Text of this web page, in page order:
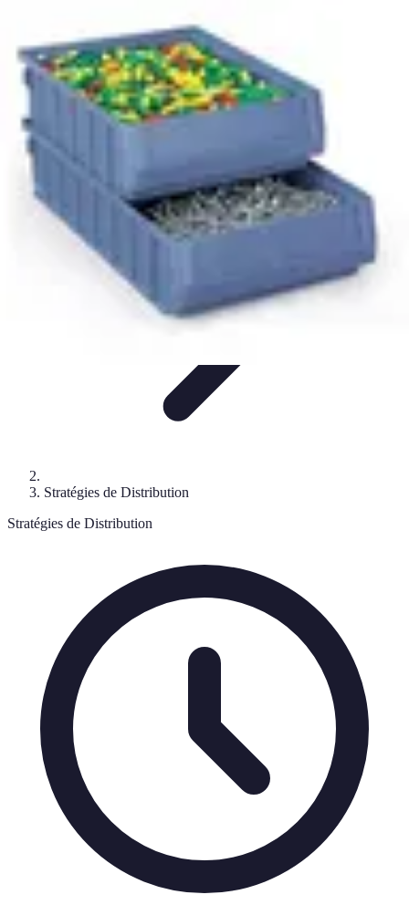
Stratégies de distributionLogistique et Chaîne
d'ApprovisionnementStratégies MarketingTendances
Réseau
Sport Distribution
Stratégies de Distribution
Stratégies de Distribution